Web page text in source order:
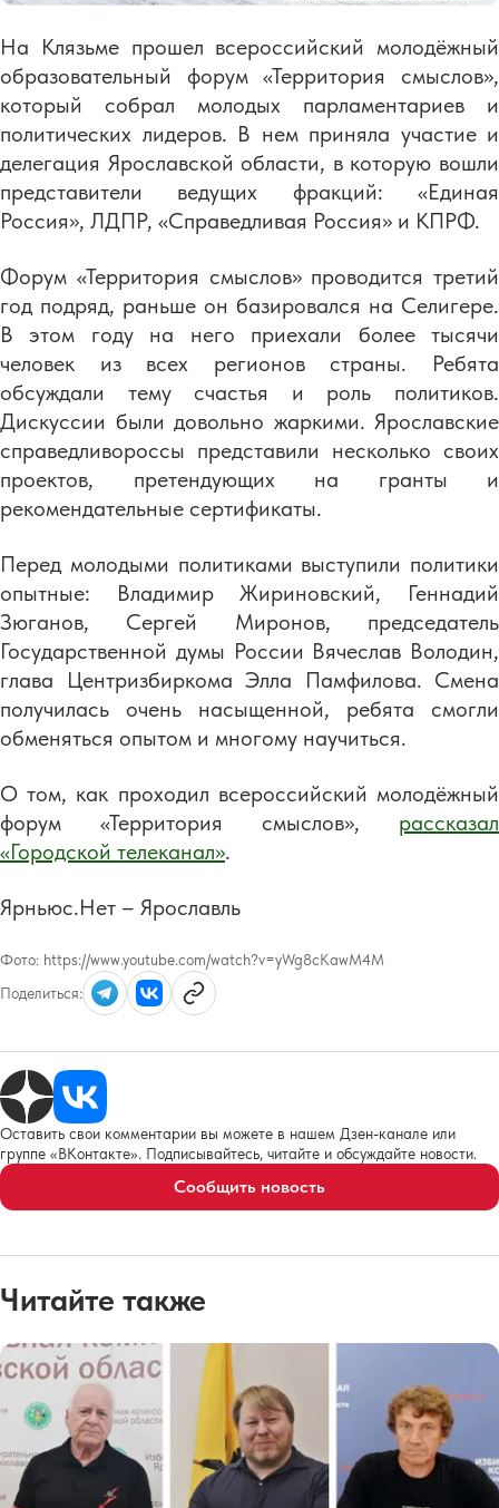
На Клязьме прошел всероссийский молодёжный
образовательный форум «Территория смыслов»,
который собрал молодых парламентариев и
политических лидеров. В нем приняла участие и
делегация Ярославской области, в которую вошли
представители ведущих фракций: «Единая
Россия», ЛДПР, «Справедливая Россия» и КПРФ.
Форум «Территория смыслов» проводится третий
год подряд, раньше он базировался на Селигере.
В этом году на него приехали более тысячи
человек из всех регионов страны. Ребята
обсуждали тему счастья и роль политиков.
Дискуссии были довольно жаркими. Ярославские
справедливороссы представили несколько своих
проектов, претендующих на гранты и
рекомендательные сертификаты.
Перед молодыми политиками выступили политики
опытные: Владимир Жириновский, Геннадий
Зюганов, Сергей Миронов, председатель
Государственной думы России Вячеслав Володин,
глава Центризбиркома Элла Памфилова. Смена
получилась очень насыщенной, ребята смогли
обменяться опытом и многому научиться.
О том, как проходил всероссийский молодёжный
форум «Территория смыслов», рассказал
«Городской телеканал».
Ярньюс.Нет – Ярославль
Фото: https://www.youtube.com/watch?v=yWg8cKawM4M
Поделиться:
Оставить свои комментарии вы можете в нашем Дзен-канале или
группе «ВКонтакте». Подписывайтесь, читайте и обсуждайте новости.
Сообщить новость
Читайте также